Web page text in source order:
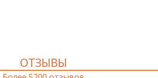
ОТЗЫВЫ